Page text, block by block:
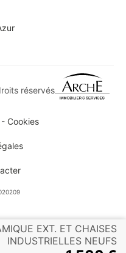
EXT. ET CHAISES
INDUSTRIELLES NEUFS
réservés
Cookies